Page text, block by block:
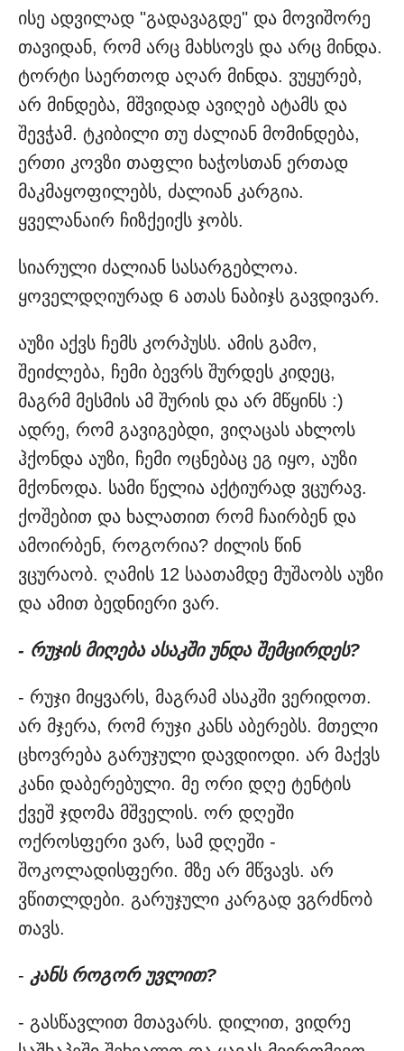
ისე ადვილად "გადავაგდე" და მოვიშორე
თავიდან, რომ არც მახსოვს და არც მინდა.
ტორტი საერთოდ აღარ მინდა. ვუყურებ,
არ მინდება, მშვიდად ავიღებ ატამს და
შევჭამ. ტკიბილი თუ ძალიან მომინდება,
ერთი კოვზი თაფლი ხაჭოსთან ერთად
მაკმაყოფილებს, ძალიან კარგია.
ყველანაირ ჩიზქეიქს ჯობს.
სიარული ძალიან სასარგებლოა.
ყოველდღიურად 6 ათას ნაბიჯს გავდივარ.
აუზი აქვს ჩემს კორპუსს. ამის გამო,
შეიძლება, ჩემი ბევრს შურდეს კიდეც,
მაგრმ მესმის ამ შურის და არ მწყინს :)
ადრე, რომ გავიგებდი, ვიღაცას ახლოს
ჰქონდა აუზი, ჩემი ოცნებაც ეგ იყო, აუზი
მქონოდა. სამი წელია აქტიურად ვცურავ.
ქოშებით და ხალათით რომ ჩაირბენ და
ამოირბენ, როგორია? ძილის წინ
ვცურაობ. ღამის 12 საათამდე მუშაობს აუზი
და ამით ბედნიერი ვარ.
- რუჯის მიღება ასაკში უნდა შემცირდეს?
- რუჯი მიყვარს, მაგრამ ასაკში ვერიდოთ.
არ მჯერა, რომ რუჯი კანს აბერებს. მთელი
ცხოვრება გარუჯული დავდიოდი. არ მაქვს
კანი დაბერებული. მე ორი დღე ტენტის
ქვეშ ჯდომა მშველის. ორ დღეში
ოქროსფერი ვარ, სამ დღეში -
შოკოლადისფერი. მზე არ მწვავს. არ
ვწითლდები. გარუჯული კარგად ვგრძნობ
თავს.
- კანს როგორ უვლით?
- გასწავლით მთავარს. დილით, ვიდრე